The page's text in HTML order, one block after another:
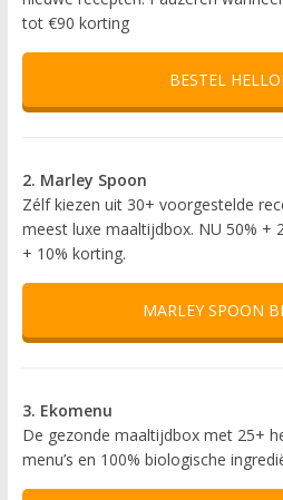
tot €90 korting
BESTEL
2. Marley Spoon
Zélf kiezen uit 30+ voorgestelde
meest luxe maaltijdbox. NU 50% +
+ 10% korting.
MARLEY SPOON
3. Ekomenu
De gezonde maaltijdbox met 25+
menu’s en 100% biologische